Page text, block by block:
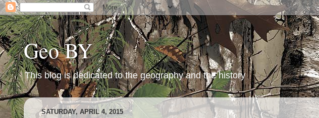
Geo BY
This blog is dedicated to the geography and the history
SATURDAY, APRIL 4, 2015